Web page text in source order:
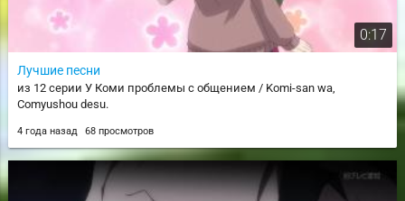
0:17
Лучшие песни
из 12 серии У Коми проблемы с общением / Komi-san wa,
Comyushou desu.
4 года назад 68 просмотров